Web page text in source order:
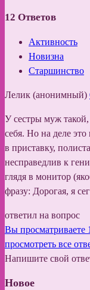
12 Ответов
Активность
Новизна
Старшинство
Лелик (анонимный)
У сестры муж такой,
себя. Но на деле
в приставку,
несправедлив к
глядя в монитор
фразу: Дорогая, я
ответил на вопрос
Вы просматриваете
просмотреть все
Напишите свой
Новое